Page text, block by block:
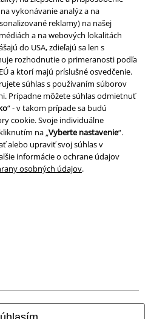
vykonávanie analýz a na
reklamy) na našej
a na webových lokalitách
do USA, zdieľajú sa len s
rozhodnutie o primeranosti podľa
a ktorí majú príslušné osvedčenie.
súhlas s používaním súborov
Prípadne môžete súhlas odmietnuť
“ - v takom prípade sa budú
cookie. Svoje individuálne
na „Vyberte nastavenie“.
alebo upraviť svoj súhlas v
informácie o ochrane údajov
osobných údajov.
prostredia